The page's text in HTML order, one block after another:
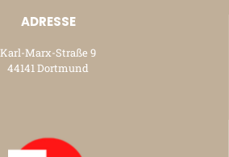
ADRESSE
Karl-Marx-Straße 9
44141 Dortmund